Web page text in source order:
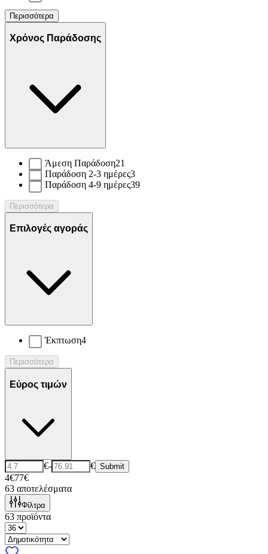
Περισσότερα
Χρόνος Παράδοσης
Άμεση Παράδοση21
Παράδοση 2-3 ημέρες3
Παράδοση 4-9 ημέρες39
Περισσότερα
Επιλογές αγοράς
Έκπτωση4
Περισσότερα
Εύρος τιμών
€- € Submit
4€77€
63 αποτελέσματα
Φίλτρα
63 προϊόντα